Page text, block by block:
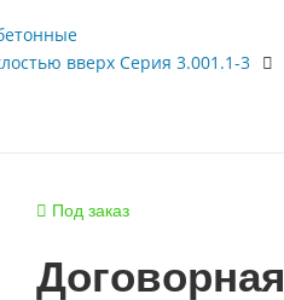
вверх Серия 3.001.1-3
Под заказ
Договорная